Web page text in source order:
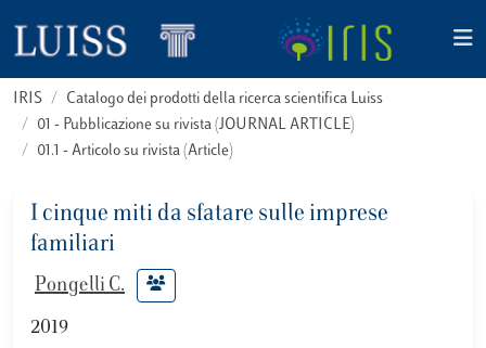
IRIS
Catalogo dei prodotti della ricerca scientifica Luiss
01 - Pubblicazione su rivista (JOURNAL ARTICLE)
01.1 - Articolo su rivista (Article)
I cinque miti da sfatare sulle imprese
familiari
Pongelli C.
2019